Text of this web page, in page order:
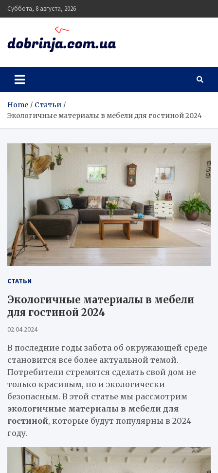
Skip
to
Суббота, 8 августа, 2026
dobrinja.com.ua
Home
Статьи
Экологичные материалы в мебели для гостиной 2024
СТАТЬИ
Экологичные материалы в мебели
для гостиной 2024
02.04.2024
В последние годы забота об окружающей среде
становится все более актуальной темой.
Потребители стремятся сделать свой дом не
только красивым, но и экологически
безопасным. В этой статье мы рассмотрим
экологичные материалы в мебели для
гостиной, которые будут популярны в 2024
году.